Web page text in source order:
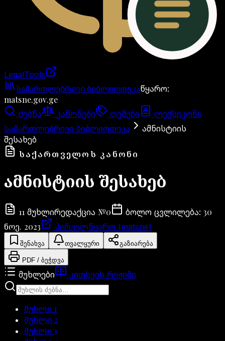
LegalTools
ანგარიში იტვირთება
სამართლებრივი ბიბლიოთეკაწყარო:
matsne.gov.ge
ძებნა კანონები თემები
ლექსიკონი
სამართლებრივი ბიბლიოთეკა
ამნისტიის
შესახებ
ᲡᲐᲥᲐᲠᲗᲕᲔᲚᲝᲡ ᲙᲐᲜᲝᲜᲘ
ამნისტიის შესახებ
11 მუხლირედაქცია №0 ბოლო ცვლილება: 30
ნოე. 2023
პირველწყარო (matsne)
შენახვა თვალყური გაზიარება
PDF / ბეჭდვა
მუხლები კითხვის რეჟიმი
მუხლი 1
მუხლი 2
მუხლი3